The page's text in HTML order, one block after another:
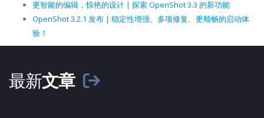
更智能的编辑，惊艳的设计 | 探索 OpenShot 3.3 的新功能
OpenShot 3.2.1 发布 | 稳定性增强、多项修复、更顺畅的启动体
验！
最新文章